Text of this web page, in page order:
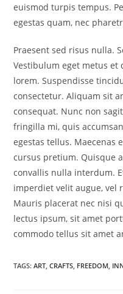
euismod turpis tempus.
egestas quam, nec
Praesent sed risus nulla.
Vestibulum eget metus
lorem. Suspendisse
consectetur. Aliquam sit
consequat. Nunc non
fringilla mi, quis
egestas tellus. Maecenas
cursus pretium. Quisque
convallis nulla interdum.
imperdiet velit augue, vel
Mauris placerat nec nisi
lectus ipsum, sit amet
commodo tellus sit amet
TAGS:ART CRAFTS FREEDOM